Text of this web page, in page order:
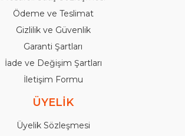
Ödeme ve Teslimat
Gizlilik ve Güvenlik
Garanti Şartları
İade ve Değişim Şartları
İletişim Formu
ÜYELİK
Üyelik Sözleşmesi